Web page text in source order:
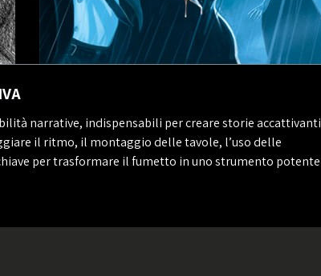
narrative, indispensabili per creare storie accattivanti
il ritmo, il montaggio delle tavole, l’uso delle
per trasformare il fumetto in uno strumento potente